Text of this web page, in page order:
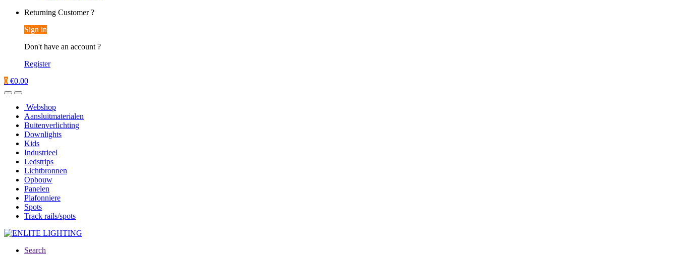
Returning Customer ?
Sign in
Don't have an account ?
Register
0 €0.00
Webshop
Aansluitmaterialen
Buitenverlichting
Downlights
Kids
Industrieel
Ledstrips
Lichtbronnen
Opbouw
Panelen
Plafonniere
Spots
Track rails/spots
Search